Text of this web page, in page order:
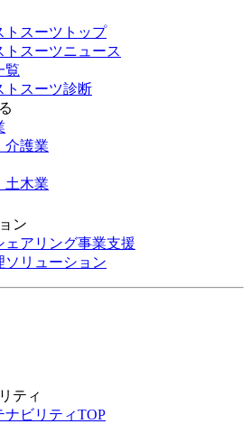
トスーツトップ
トスーツニュース
覧
トスーツ診断
介護業
土木業
ン
ェアリング事業支援
ソリューション
ティ
ナビリティTOP